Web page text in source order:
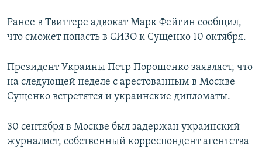
Ранее в Твиттере адвокат Марк Фейгин сообщил,
что сможет попасть в СИЗО к Сущенко 10 октября.
Президент Украины Петр Порошенко заявляет, что
на следующей неделе с арестованным в Москве
Сущенко встретятся и украинские дипломаты.
30 сентября в Москве был задержан украинский
журналист, собственный корреспондент агентства